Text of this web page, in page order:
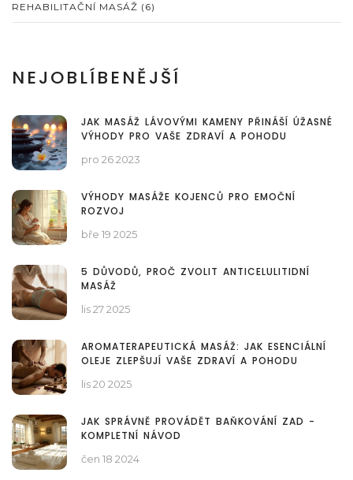
REHABILITAČNÍ MASÁŽ (6)
NEJOBLÍBENĚJŠÍ
JAK MASÁŽ LÁVOVÝMI KAMENY PŘINÁŠÍ ÚŽASNÉ
VÝHODY PRO VAŠE ZDRAVÍ A POHODU
pro 26 2023
VÝHODY MASÁŽE KOJENCŮ PRO EMOČNÍ
ROZVOJ
bře 19 2025
5 DŮVODŮ, PROČ ZVOLIT ANTICELULITIDNÍ
MASÁŽ
lis 27 2025
AROMATERAPEUTICKÁ MASÁŽ: JAK ESENCIÁLNÍ
OLEJE ZLEPŠUJÍ VAŠE ZDRAVÍ A POHODU
lis 20 2025
JAK SPRÁVNĚ PROVÁDĚT BAŇKOVÁNÍ ZAD -
KOMPLETNÍ NÁVOD
čen 18 2024